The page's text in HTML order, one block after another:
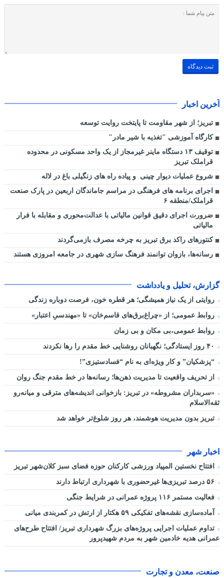
آخرین اخبار
تبریز؛ از شهر مقاومت تا پایتخت روایت توسعه
کارگاه آموزشی "تغذیه با شیر مادر"
توقیف ۱۳ دستگاه ماینر غیرمجاز از یک واحد مسکونی در محدوده
قراملک تبریز
شروع عملیات دیوار چینی و پیاده راه های زنگیلی باغ در لاله
اجرای برنامه های فرهنگی در مراسم جاماندگان اربعین در پارک صنعت
قراملک/منطقه ۶
ضرورت اجرای دقیق قوانین مالیاتی با عدالت‌محوری و مقابله با فرار
مالیاتی
کنتورهای راکد برق تبریز به چرخه مصرف بازمی‌گردند
رسانه‌ها، بازوان توانمند فرهنگ‌ سازی شهری در جامعه امروزی هستند
گزارش، تحلیل و یادداشت
روایتی از یک نیاز همیشگی؛ هر قطره خون، فرصت دوباره زندگی
روابط عمومی؛ از «چراغ‌برق‌های قاسم‌خان» تا «مهندسیِ اعتبار»
روابط عمومی،بی مکان و بی زمان
“پزشکیان” و کار ویژه‌ای به نام “فسادستیزی”!
از تحریف واقعیت تا مدیریت ذهن‌ها؛ رسانه‌ها در خط مقدم جنگ روان
«سربداران مشروطه» در تبریز: بازخوانی اندیشه‌های مترقی و میانه‌رو
ثقه‌الاسلام
تبریز بدون مدیریت هوشمند، هر روز شلوغ‌تر خواهد شد
اخبار شهر
افتتاح نخستین المپیاد ورزشی کارکنان حوزه فضای سبز کلان‌شهر تبریز
فعالیت مستمر ۱۱۶ پروژه عمرانی در شرایط جنگی
آماده‌سازی نقشه‌های تفکیکی ۵۹ هکتار از ارتش در کمربندی میانی
تداوم عملیات اجرایی پروژه‌های بزرگ شهرداری تبریز/ افتتاح طرح‌های
عمرانی هدیه خادمین شهر به مردم شهیدپرور
صنعت، معدن و تجارت